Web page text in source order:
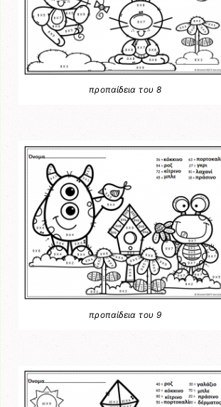
προπαίδεια του 8
προπαίδεια του 9